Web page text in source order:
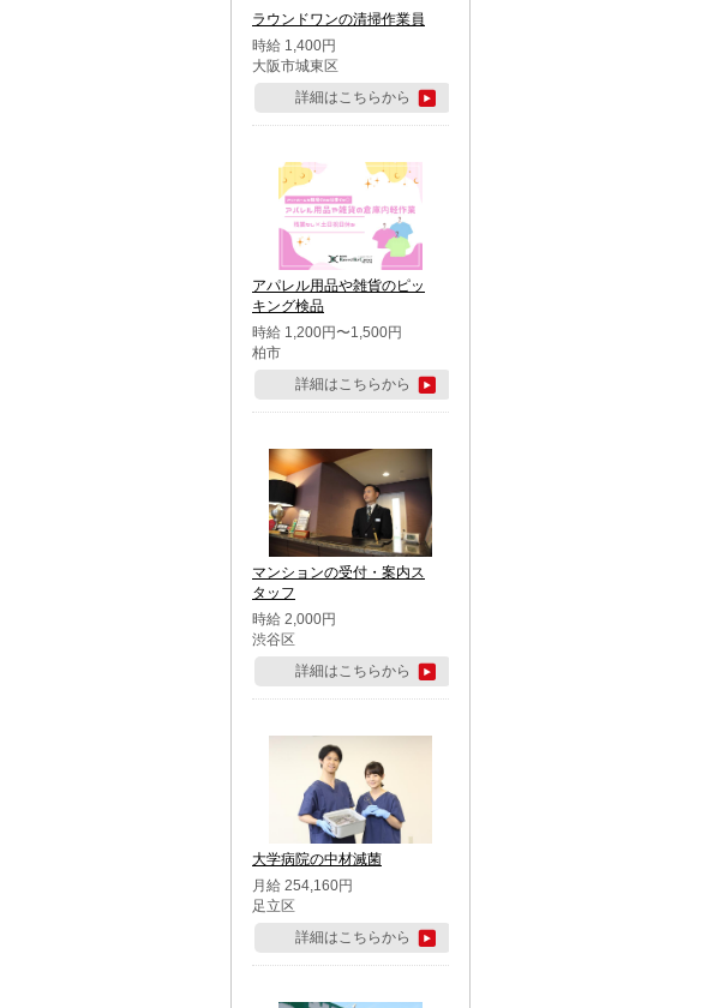
ラウンドワンの清掃作業員
時給 1,400円
大阪市城東区
詳細はこちらから
アパレル用品や雑貨のピッ
キング検品
時給 1,200円〜1,500円
柏市
詳細はこちらから
マンションの受付・案内ス
タッフ
時給 2,000円
渋谷区
詳細はこちらから
大学病院の中材滅菌
月給 254,160円
足立区
詳細はこちらから